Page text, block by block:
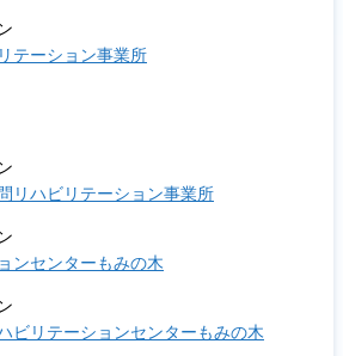
テーション事業所
リハビリテーション事業所
ンセンターもみの木
ビリテーションセンターもみの木